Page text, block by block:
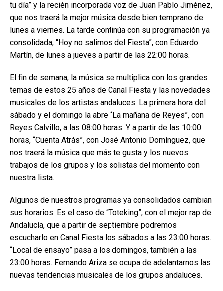
tu día” y la recién incorporada voz de Juan Pablo Jiménez,
que nos traerá la mejor música desde bien temprano de
lunes a viernes. La tarde continúa con su programación ya
consolidada, “Hoy no salimos del Fiesta”, con Eduardo
Martín, de lunes a jueves a partir de las 22:00 horas.
El fin de semana, la música se multiplica con los grandes
temas de estos 25 años de Canal Fiesta y las novedades
musicales de los artistas andaluces. La primera hora del
sábado y el domingo la abre “La mañana de Reyes”, con
Reyes Calvillo, a las 08:00 horas. Y a partir de las 10:00
horas, “Cuenta Atrás”, con José Antonio Domínguez, que
nos traerá la música que más te gusta y los nuevos
trabajos de los grupos y los solistas del momento con
nuestra lista.
Algunos de nuestros programas ya consolidados cambian
sus horarios. Es el caso de “Toteking”, con el mejor rap de
Andalucía, que a partir de septiembre podremos
escucharlo en Canal Fiesta los sábados a las 23:00 horas.
“Local de ensayo” pasa a los domingos, también a las
23:00 horas. Fernando Ariza se ocupa de adelantarnos las
nuevas tendencias musicales de los grupos andaluces.